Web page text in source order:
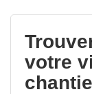
votre